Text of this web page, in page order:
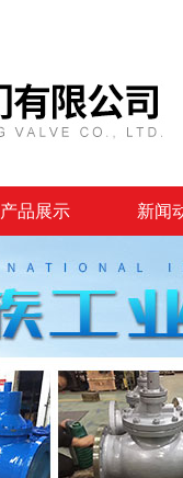
产品展示 新闻